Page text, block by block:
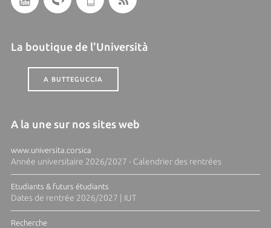
La boutique de l'Università
A BUTTEGUCCIA
A la une sur nos sites web
www.universita.corsica
Année universitaire 2026/2027 - Calendrier des rentrées
Etudiants & futurs étudiants
Dates de rentrée 2026/2027 | IUT
Recherche